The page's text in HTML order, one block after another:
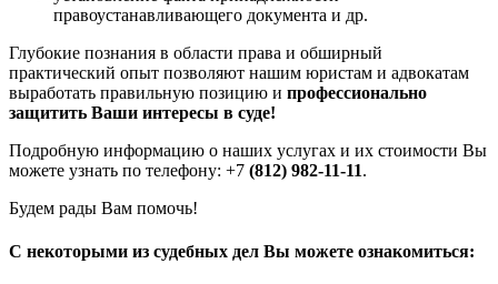
правоустанавливающего документа и др.
Глубокие познания в области права и обширный
практический опыт позволяют нашим юристам и адвокатам
выработать правильную позицию и профессионально
защитить Ваши интересы в суде!
Подробную информацию о наших услугах и их стоимости Вы
можете узнать по телефону: +7 (812) 982-11-11.
Будем рады Вам помочь!
С некоторыми из судебных дел Вы можете ознакомиться: